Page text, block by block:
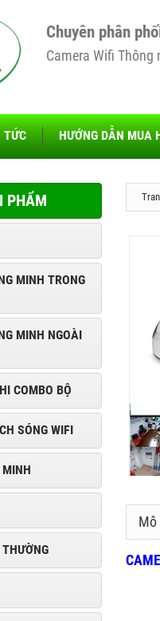
Chuyên phân
Camera Wifi
TỨC HƯỚNG DẪN MUA
Mô
PHẨM
MINH TRONG
MINH NGOÀI
COMBO BỘ
SÓNG WIFI